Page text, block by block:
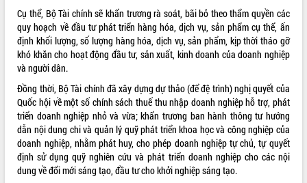
VIDEO
Cụ thể, Bộ Tài chính sẽ khẩn trương rà soát, bãi bỏ theo thẩm quyền các
quy hoạch về đầu tư phát triển hàng hóa, dịch vụ, sản phẩm cụ thể, ấn
định khối lượng, số lượng hàng hóa, dịch vụ, sản phẩm, kịp thời tháo gỡ
khó khăn cho hoạt động đầu tư, sản xuất, kinh doanh của doanh nghiệp
và người dân.
Đồng thời, Bộ Tài chính đã xây dựng dự thảo (để đệ trình) nghị quyết của
Quốc hội về một số chính sách thuế thu nhập doanh nghiệp hỗ trợ, phát
triển doanh nghiệp nhỏ và vừa; khẩn trương ban hành thông tư hướng
dẫn nội dung chi và quản lý quỹ phát triển khoa học và công nghiệp của
doanh nghiệp, nhằm phát huy, cho phép doanh nghiệp tự chủ, tự quyết
định sử dụng quỹ nghiên cứu và phát triển doanh nghiệp cho các nội
dung về đổi mới sáng tạo, đầu tư cho khởi nghiệp sáng tạo.